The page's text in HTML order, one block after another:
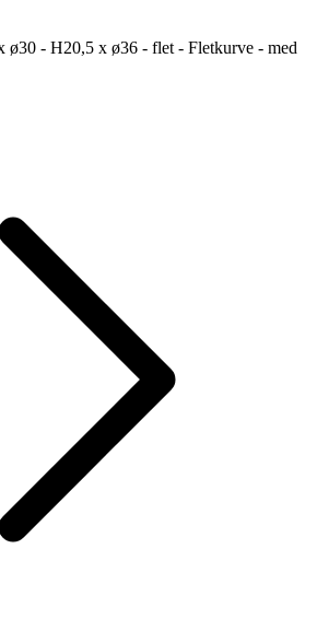
ø30 - H20,5 x ø36 - flet - Fletkurve - med